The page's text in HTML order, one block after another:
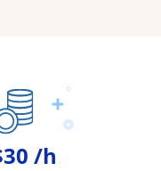
/h